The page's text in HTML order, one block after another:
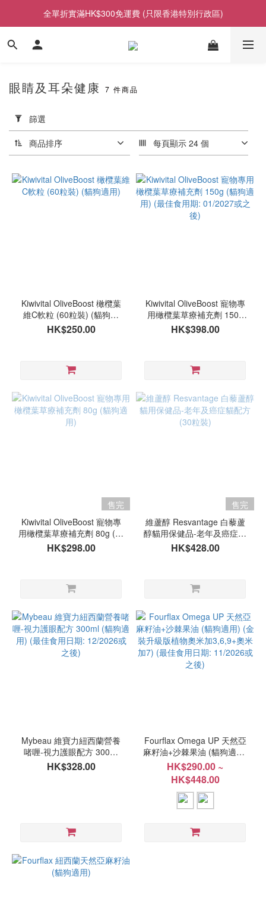
全單折實滿HK$300免運費 (只限香港特別行政區)
用
篩
選
(0/20)
價格
(HK$)
牌
Kiwivital
(1)
眼睛及耳朵健康 7 件商品
篩選
商品排序 每頁顯示 24 個
Kiwivital OliveBoost 橄欖葉
維C軟粒 (60粒裝) (貓狗適
用)
HK$250.00
Kiwivital OliveBoost 寵物專
用橄欖葉草療補充劑 150g
(貓狗適用) (最佳食用期:
01/2027或之後)
HK$398.00
售完
Kiwivital OliveBoost 寵物專
用橄欖葉草療補充劑 80g (貓
狗適用)
HK$298.00
售完
維蘆醇 Resvantage 白藜蘆
醇貓用保健品-老年及癌症貓
配方 (30粒裝)
HK$428.00
Mybeau 維寶力紐西蘭營養
啫喱-視力護眼配方 300ml
(貓狗適用) (最佳食用日期:
12/2026或之後)
HK$328.00
Fourflax Omega UP 天然亞
麻籽油+沙棘果油 (貓狗適用)
(金裝升級版植物奧米加
3,6,9+奧米加7) (最佳食用日
期: 11/2026或之後)
HK$290.00 ~
HK$448.00